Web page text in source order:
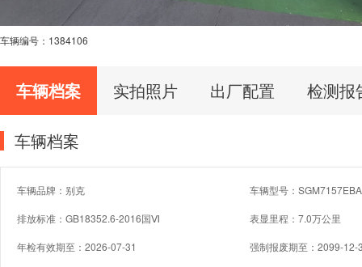
车辆编号： 1384106
车辆档案 实拍照片 出厂配置 检测报
车辆档案
车辆品牌：别克 车辆型号：
排放标准：GB18352.6-2016国Ⅵ 表显里程：7.0万公里
年检有效期至：2026-07-31 强制报废期至：2099-12-